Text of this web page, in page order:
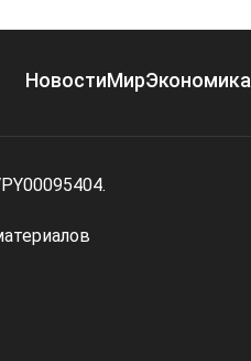
НовостиМирЭкономика